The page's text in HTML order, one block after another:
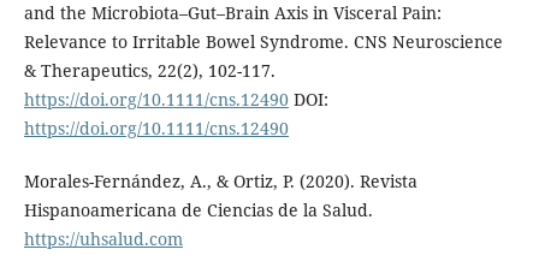
and the Microbiota–Gut–Brain Axis in Visceral Pain:
Relevance to Irritable Bowel Syndrome. CNS Neuroscience
& Therapeutics, 22(2), 102-117.
https://doi.org/10.1111/cns.12490DOI:
https://doi.org/10.1111/cns.12490
Morales-Fernández, A., & Ortiz, P. (2020). Revista
Hispanoamericana de Ciencias de la Salud.
https://uhsalud.com